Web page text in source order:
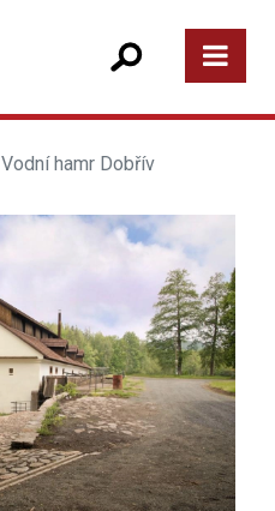
Vodní hamr Dobřív